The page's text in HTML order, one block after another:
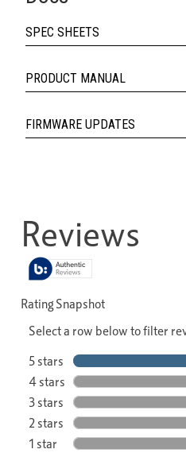
SPEC SHEETS
PRODUCT MANUAL
FIRMWARE UPDATES